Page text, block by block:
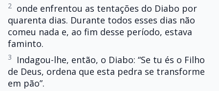
2
onde enfrentou as tentações do Diabo por
quarenta dias. Durante todos esses dias não
comeu nada e, ao fim desse período, estava
faminto.
3
Indagou-lhe, então, o Diabo: “Se tu és o Filho
de Deus, ordena que esta pedra se transforme
em pão”.